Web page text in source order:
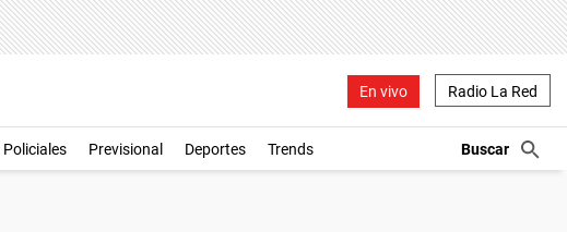
En vivo Radio La Red
Policiales Previsional Deportes Trends